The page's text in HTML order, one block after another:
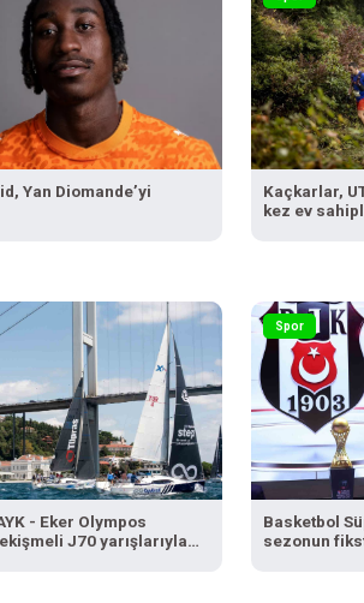
Yan Diomande’yi
Kaçkarlar,
kez ev
- Eker Olympos
J70 yarışlarıyla
Spor
Basketbol
sezonun